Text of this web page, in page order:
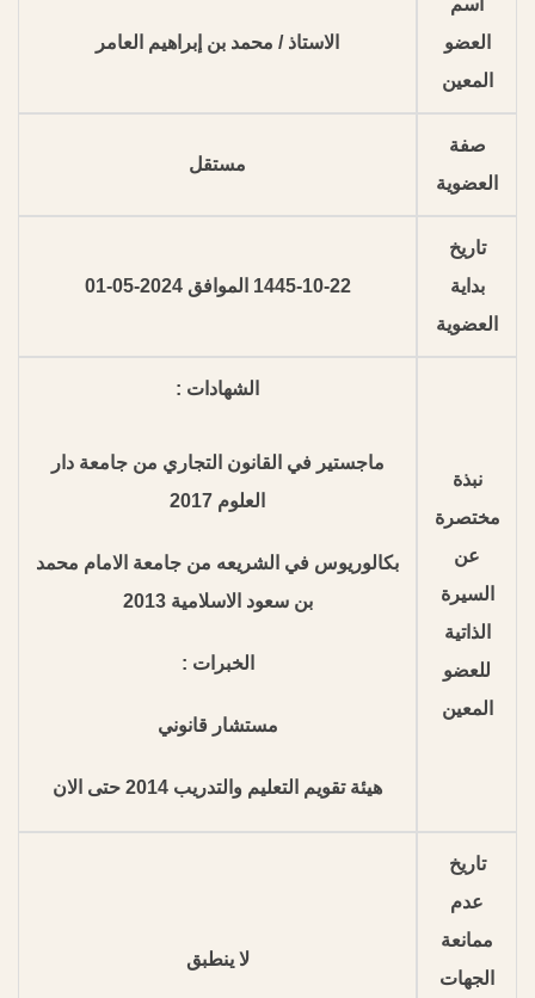
اسم
العضو
المعين
الاستاذ / محمد بن إبراهيم العامر
صفة
العضوية
مستقل
تاريخ
بداية
العضوية
1445-10-22 الموافق 2024-05-01
نبذة
مختصرة
عن
السيرة
الذاتية
للعضو
المعين
الشهادات :
ماجستير في القانون التجاري من جامعة دار
العلوم 2017
بكالوريوس في الشريعه من جامعة الامام محمد
بن سعود الاسلامية 2013
الخبرات :
مستشار قانوني
هيئة تقويم التعليم والتدريب 2014 حتى الان
تاريخ
عدم
ممانعة
الجهات
لا ينطبق